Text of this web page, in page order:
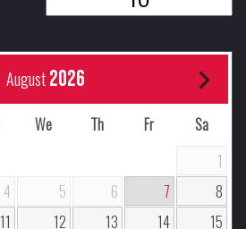
August2026
We Th Fr
Sa
1
4 5 6 7
8
11 12 13 14
15